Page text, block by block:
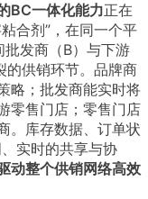
BC一体化能力正在
合剂”，在同一个平
发商（B）与下游
的供销环节。品牌商
略；批发商能实时将
零售门店；零售门店
。库存数据、订单状
实时的共享与协
动整个供销网络高效